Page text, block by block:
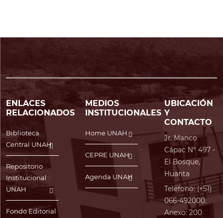
ENLACES
RELACIONADOS
Biblioteca
Central UNAH
Repositorio
Institucional
UNAH
Fondo Editorial
MEDIOS
INSTITUCIONALES
Home UNAH
CEPRE UNAH
Agenda UNAH
UBICACIÓN
Y
CONTACTO
Jr. Manco
Cápac N° 497 -
El Bosque,
Huanta
Teléfono: (+51)
066-492000.
Anexo: 200